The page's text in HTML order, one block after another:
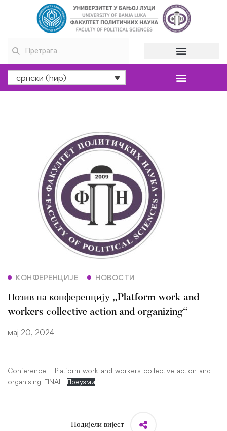
српски (ћир)
КОНФЕРЕНЦИЈЕ НОВОСТИ
Позив на конференцију „Platform work and
workers collective action and organizing“
мај 20, 2024
Conference_-_Platform-work-and-workers-collective-action-and-
organising_FINAL
Преузми
Подијели вијест